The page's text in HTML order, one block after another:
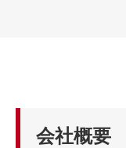
会社概要